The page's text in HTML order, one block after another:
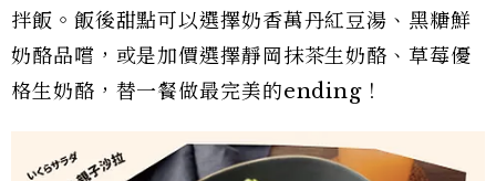
拌飯。飯後甜點可以選擇奶香萬丹紅豆湯、黑糖鮮
奶酪品嚐，或是加價選擇靜岡抹茶生奶酪、草莓優
格生奶酪，替一餐做最完美的ending！